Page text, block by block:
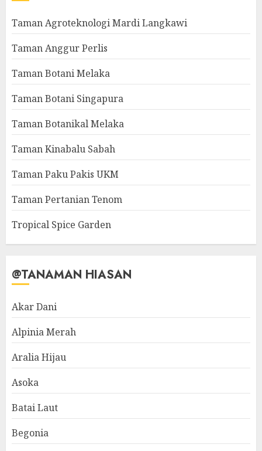
Taman Agroteknologi Mardi Langkawi
Taman Anggur Perlis
Taman Botani Melaka
Taman Botani Singapura
Taman Botanikal Melaka
Taman Kinabalu Sabah
Taman Paku Pakis UKM
Taman Pertanian Tenom
Tropical Spice Garden
@TANAMAN HIASAN
Akar Dani
Alpinia Merah
Aralia Hijau
Asoka
Batai Laut
Begonia